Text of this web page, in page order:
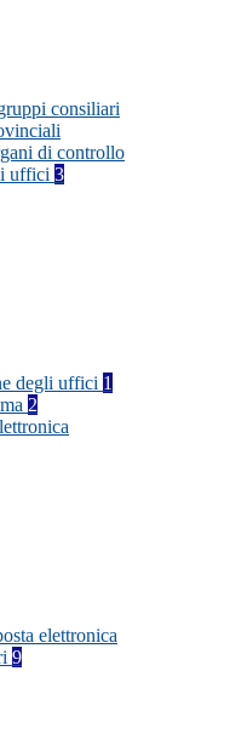
consiliari
di controllo
uffici 3
degli uffici 1
2
elettronica
9